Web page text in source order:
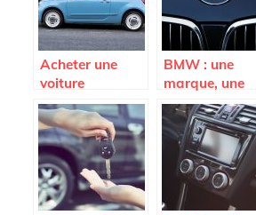
Acheter une
voiture
d’occasion, est-
ce rentable ?
BMW : une
marque, une
performance